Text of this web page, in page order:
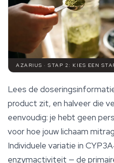
AZARIUS · STAP 2: KIES EEN
Lees de
product zit, en halveer die
eenvoudig: je hebt geen
voor hoe jouw lichaam
Individuele variatie in
enzymactiviteit — de